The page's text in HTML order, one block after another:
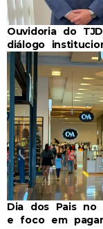
Ouvidoria do
diálogo
Dia dos Pais no
e foco em